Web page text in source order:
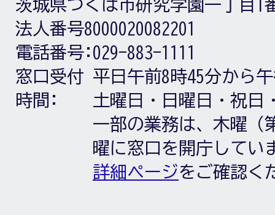
茨城県つくば市研究学園一丁目1
法人番号8000020082201
電話番号: 029-883-1111
窓口受付
時間:
平日午前8時45分から
土曜日・日曜日・祝日
一部の業務は、木曜（
曜に窓口を開庁してい
詳細ページをご確認く